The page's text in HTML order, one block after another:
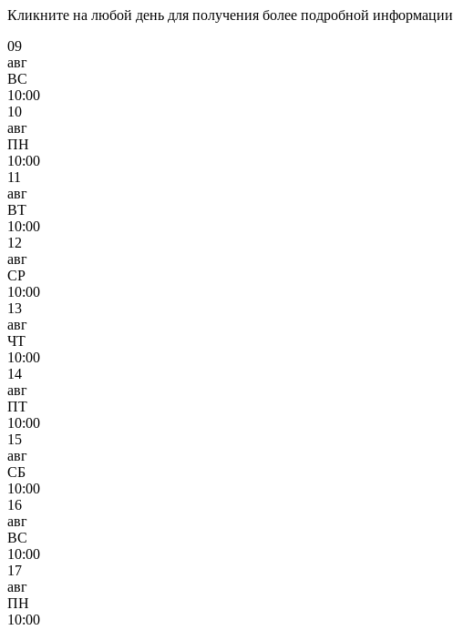
Кликните на любой день для получения более подробной информации
09
авг
ВС
10:00
10
авг
ПН
10:00
11
авг
ВТ
10:00
12
авг
СР
10:00
13
авг
ЧТ
10:00
14
авг
ПТ
10:00
15
авг
СБ
10:00
16
авг
ВС
10:00
17
авг
ПН
10:00